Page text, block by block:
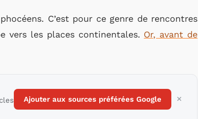
C’est pour ce genre de rencontres
vers les places continentales. Or, avant de
Ajouter aux sources préférées Google